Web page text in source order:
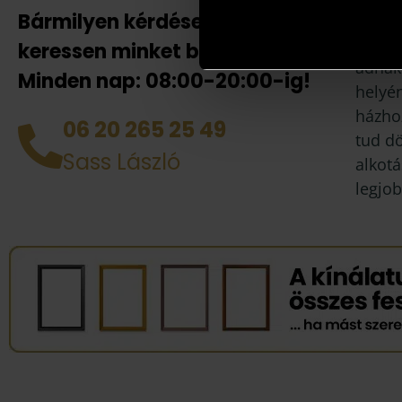
Bármilyen kérdése van
keressen minket bizalommal!
Minden nap: 08:00-20:00-ig!
06 20 265 25 49
Sass László
tud